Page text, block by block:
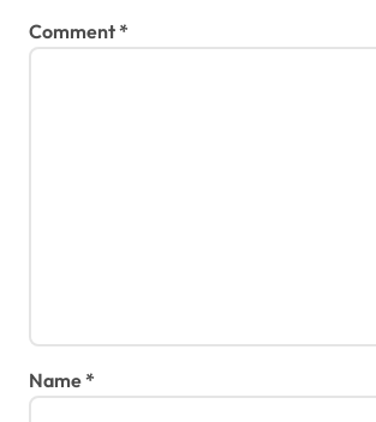
Comment*
Name*